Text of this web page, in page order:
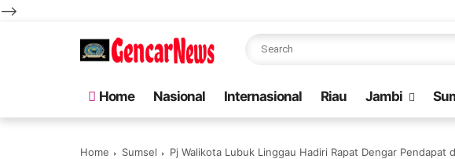
-->
Home Nasional Internasional Riau Jambi
Home Sumsel
Pj Walikota Lubuk Linggau Hadiri Rapat Dengar Pendapat